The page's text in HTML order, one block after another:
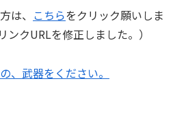
は、 こちらをクリック願いしま
ンクURLを修正しました。）
、武器をください。